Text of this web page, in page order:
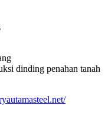
dinding penahan tanah